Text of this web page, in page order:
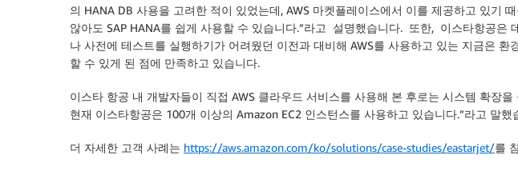
의 HANA DB 사용을 고려한 적이 있었는데, AWS 마켓플레이스에서 이를 제공하고 있기
않아도 SAP HANA를 쉽게 사용할 수 있습니다.”라고 설명했습니다. 또한, 이스타항공은
나 사전에 테스트를 실행하기가 어려웠던 이전과 대비해 AWS를 사용하고 있는 지금은 환
할 수 있게 된 점에 만족하고 있습니다.
이스타 항공 내 개발자들이 직접 AWS 클라우드 서비스를 사용해 본 후로는 시스템 확장
현재 이스타항공은 100개 이상의 Amazon EC2 인스턴스를 사용하고 있습니다.”라고 말했
더 자세한 고객 사례는 https://aws.amazon.com/ko/solutions/case-studies/eastarjet/를